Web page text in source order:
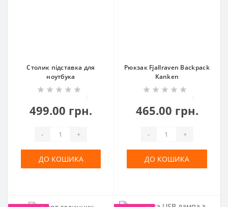
Столик підставка для
ноутбука
499.00 грн.
- +
ДО КОШИКА
Рюкзак Fjallraven Backpack
Kanken
465.00 грн.
- +
ДО КОШИКА